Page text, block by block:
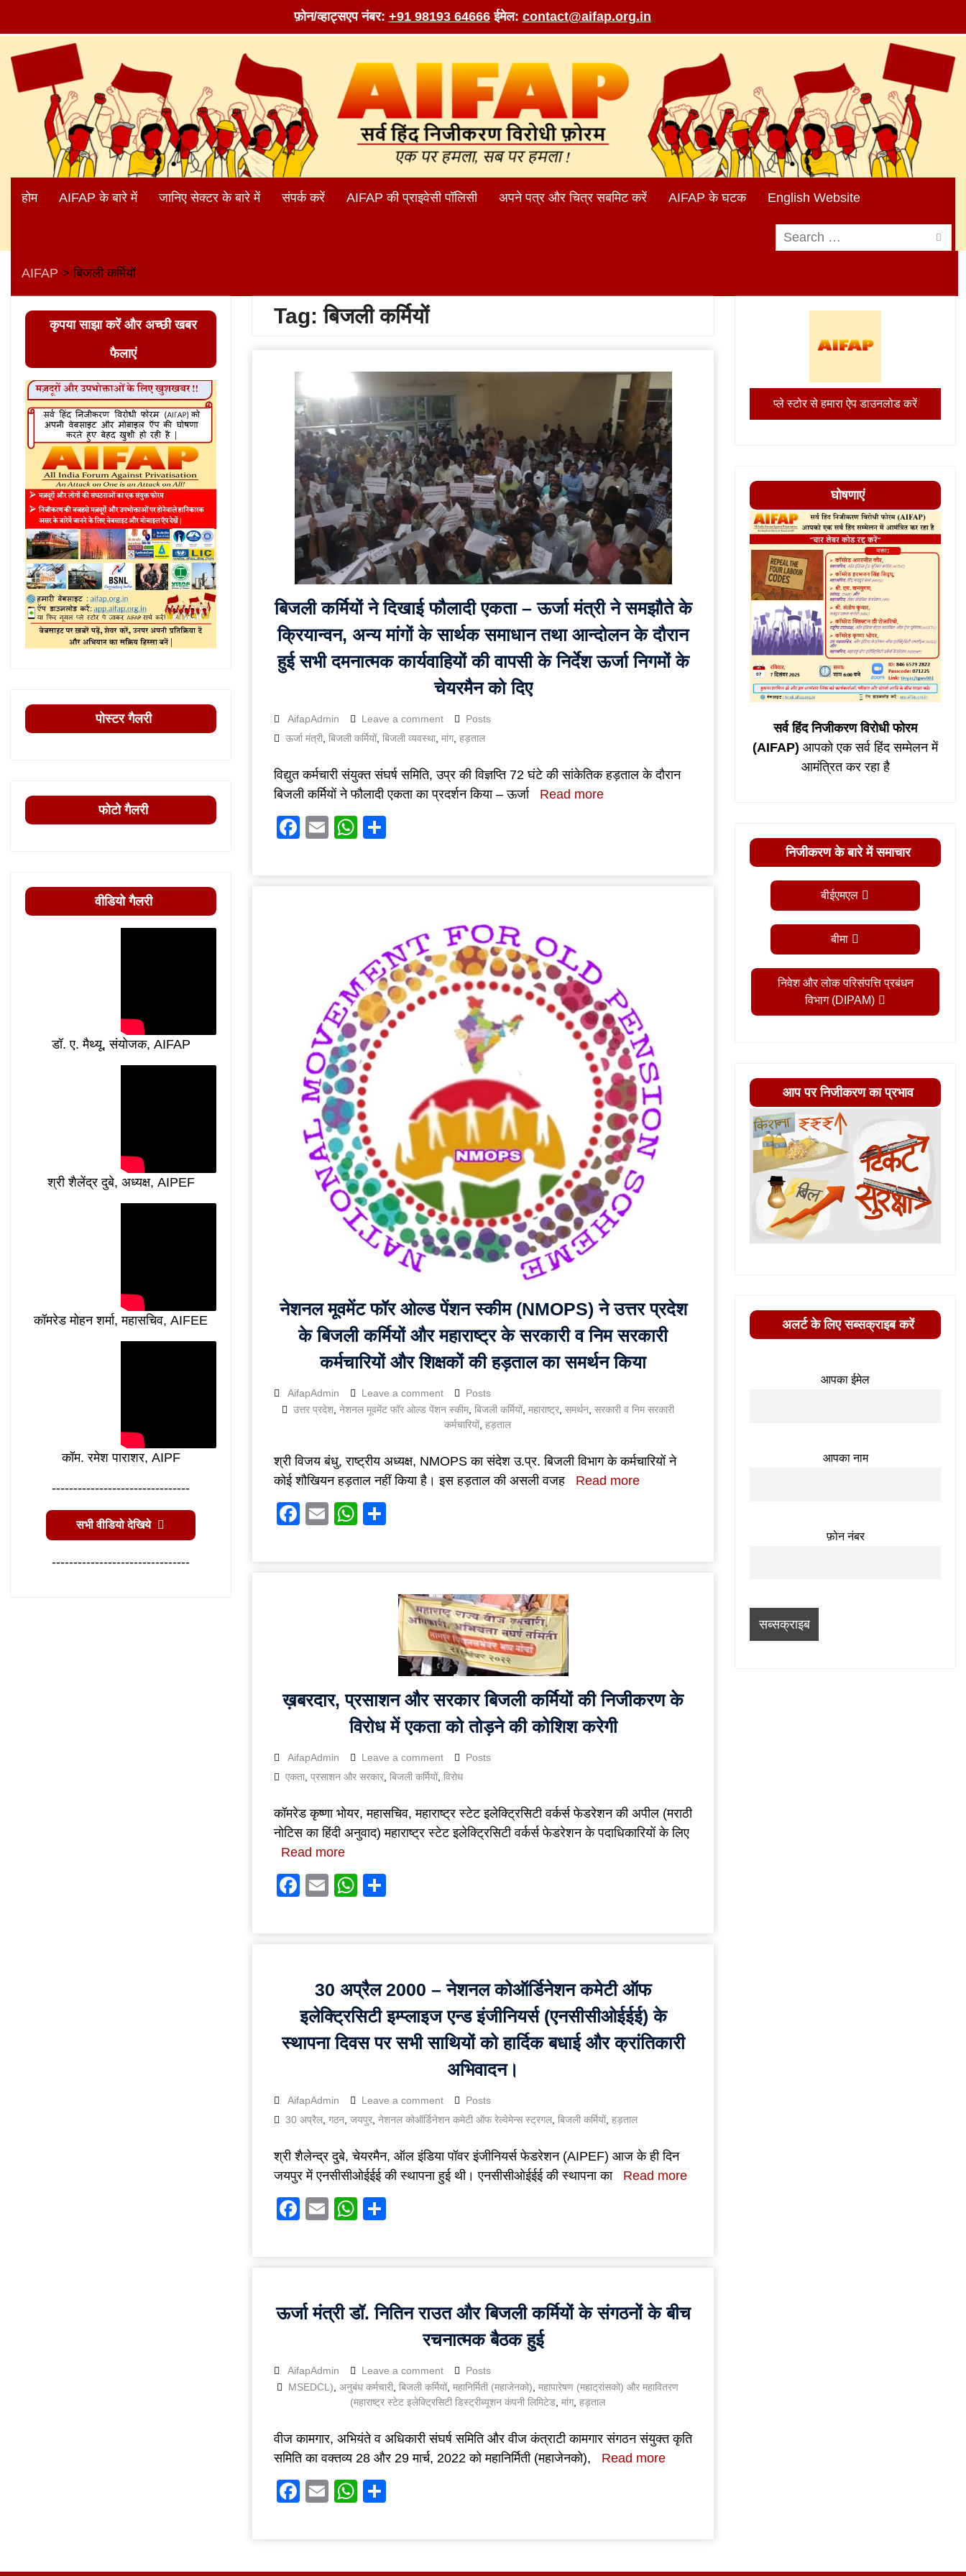
फ़ोन/व्हाट्सएप नंबर: +91 98193 64666 ईमेल: contact@aifap.org.in
content
होम AIFAP के बारे में जानिए सेक्टर के बारे में संपर्क करें AIFAP की प्राइवेसी पॉलिसी अपने पत्र और चित्र सबमिट करें AIFAP के घटक English Website
Search
for:
AIFAP > बिजली कर्मियों
Tag:बिजली कर्मियों
बिजली कर्मियों ने दिखाई फौलादी एकता – ऊर्जा मंत्री ने समझौते के
क्रियान्वन, अन्य मांगों के सार्थक समाधान तथा आन्दोलन के दौरान
हुई सभी दमनात्मक कार्यवाहियों की वापसी के निर्देश ऊर्जा निगमों के
चेयरमैन को दिए
AifapAdmin Leave a comment
Posts
ऊर्जा मंत्री बिजली कर्मियों, बिजली व्यवस्था मांग, हड़ताल
विद्युत कर्मचारी संयुक्त संघर्ष समिति, उप्र की विज्ञप्ति 72 घंटे की सांकेतिक हड़ताल के दौरान
बिजली कर्मियों ने फौलादी एकता का प्रदर्शन किया – ऊर्जा
Read more
Facebook
EmailWhatsApp
नेशनल मूवमेंट फॉर ओल्ड पेंशन स्कीम (NMOPS) ने उत्तर प्रदेश
के बिजली कर्मियों और महाराष्ट्र के सरकारी व निम सरकारी
कर्मचारियों और शिक्षकों की हड़ताल का समर्थन किया
AifapAdmin Leave a comment
Posts
उत्तर प्रदेश, नेशनल मूवमेंट फॉर ओल्ड पेंशन स्कीम, बिजली कर्मियों, महाराष्ट्र, समर्थन, सरकारी व निम सरकारी
कर्मचारियों, हड़ताल
श्री विजय बंधु, राष्ट्रीय अध्यक्ष, NMOPS का संदेश उ.प्र. बिजली विभाग के कर्मचारियों ने
कोई शौखियन हड़ताल नहीं किया है। इस हड़ताल की असली वजह
Read more
Facebook
EmailWhatsApp
ख़बरदार, प्रसाशन और सरकार बिजली कर्मियों की निजीकरण के
विरोध में एकता को तोड़ने की कोशिश करेगी
AifapAdmin Leave a comment
Posts
एकता प्रसाशन और सरकार बिजली कर्मियों, विरोध
कॉमरेड कृष्णा भोयर, महासचिव, महाराष्ट्र स्टेट इलेक्ट्रिसिटी वर्कर्स फेडरेशन की अपील (मराठी
नोटिस का हिंदी अनुवाद) महाराष्ट्र स्टेट इलेक्ट्रिसिटी वर्कर्स फेडरेशन के पदाधिकारियों के लिए
Read more
Facebook
EmailWhatsApp
30 अप्रैल 2000 – नेशनल कोऑर्डिनेशन कमेटी ऑफ
इलेक्ट्रिसिटी इम्प्लाइज एन्ड इंजीनियर्स (एनसीसीओईईई) के
स्थापना दिवस पर सभी साथियों को हार्दिक बधाई और क्रांतिकारी
अभिवादन।
AifapAdmin Leave a comment
Posts
30 अप्रैल गठन जयपुर नेशनल कोऑर्डिनेशन कमेटी ऑफ रेल्वेमेन्स स्ट्रगल बिजली कर्मियों, हड़ताल
श्री शैलेन्द्र दुबे, चेयरमैन, ऑल इंडिया पॉवर इंजीनियर्स फेडरेशन (AIPEF) आज के ही दिन
जयपुर में एनसीसीओईईई की स्थापना हुई थी। एनसीसीओईईई की स्थापना का
Read more
Facebook
EmailWhatsApp
ऊर्जा मंत्री डॉ. नितिन राउत और बिजली कर्मियों के संगठनों के बीच
रचनात्मक बैठक हुई
AifapAdmin Leave a comment
Posts
MSEDCL) अनुबंध कर्मचारी बिजली कर्मियों, महानिर्मिती (महाजेनको) महापारेषण (महाट्रांसको) और महावितरण
(महाराष्ट्र स्टेट इलेक्ट्रिसिटी डिस्ट्रीब्यूशन कंपनी लिमिटेड मांग, हड़ताल
वीज कामगार, अभियंते व अधिकारी संघर्ष समिति और वीज कंत्राटी कामगार संगठन संयुक्त कृति
समिति का वक्तव्य 28 और 29 मार्च, 2022 को महानिर्मिती (महाजेनको),
Read more
Facebook
EmailWhatsApp
प्ले स्टोर से हमारा ऐप डाउनलोड करें
घोषणाएं
सर्व हिंद निजीकरण विरोधी फोरम
(AIFAP) आपको एक सर्व हिंद सम्मेलन में
आमंत्रित कर रहा है
निजीकरण के बारे में समाचार
बीईएमएल
बीमा
निवेश और लोक परिसंपत्ति प्रबंधन
विभाग (DIPAM)
आप पर निजीकरण का प्रभाव
अलर्ट के लिए सब्सक्राइब करें
आपका ईमेल
आपका नाम
फ़ोन नंबर
कृपया साझा करें और अच्छी खबर
फैलाएं
पोस्टर गैलरी
फोटो गैलरी
वीडियो गैलरी
डॉ. ए. मैथ्यू, संयोजक, AIFAP
श्री शैलेंद्र दुबे, अध्यक्ष, AIPEF
कॉमरेड मोहन शर्मा, महासचिव, AIFEE
कॉम. रमेश पाराशर, AIPF
--------------------------------
सभी वीडियो देखिये
--------------------------------